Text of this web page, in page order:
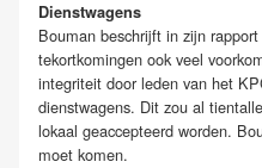
Dienstwagens
Bouman beschrijft in zijn
tekortkomingen ook veel
integriteit door leden van het
dienstwagens. Dit zou al
lokaal geaccepteerd worden.
moet komen.